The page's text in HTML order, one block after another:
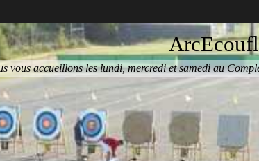
vous accueillons les lundi, mercredi et samedi au